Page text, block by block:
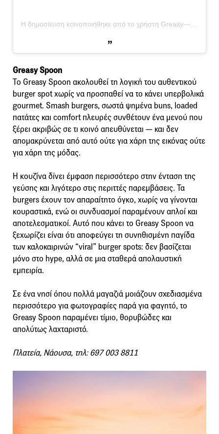
Greasy Spoon
Το Greasy Spoon ακολουθεί τη λογική του αυθεντικού
burger spot χωρίς να προσπαθεί να το κάνει υπερβολικά
gourmet. Smash burgers, σωστά ψημένα buns, loaded
πατάτες και comfort πλευρές συνθέτουν ένα μενού που
ξέρει ακριβώς σε τι κοινό απευθύνεται — και δεν
απομακρύνεται από αυτό ούτε για χάρη της εικόνας ούτε
για χάρη της μόδας.
Η κουζίνα δίνει έμφαση περισσότερο στην ένταση της
γεύσης και λιγότερο στις περιττές παρεμβάσεις. Τα
burgers έχουν τον απαραίτητο όγκο, χωρίς να γίνονται
κουραστικά, ενώ οι συνδυασμοί παραμένουν απλοί και
αποτελεσματικοί. Αυτό που κάνει το Greasy Spoon να
ξεχωρίζει είναι ότι αποφεύγει τη συνηθισμένη παγίδα
των καλοκαιρινών “viral” burger spots: δεν βασίζεται
μόνο στο hype, αλλά σε μια σταθερά απολαυστική
εμπειρία.
Σε ένα νησί όπου πολλά μαγαζιά μοιάζουν σχεδιασμένα
περισσότερο για φωτογραφίες παρά για φαγητό, το
Greasy Spoon παραμένει τίμιο, θορυβώδες και
απολύτως λαχταριστό.
Πλατεία, Νάουσα, τηλ: 697 003 8811